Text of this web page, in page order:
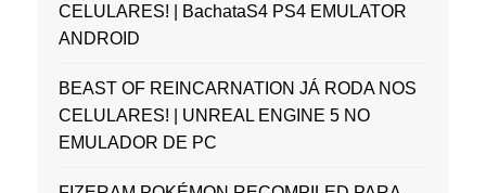
CELULARES! | BachataS4 PS4 EMULATOR
ANDROID
BEAST OF REINCARNATION JÁ RODA NOS
CELULARES! | UNREAL ENGINE 5 NO
EMULADOR DE PC